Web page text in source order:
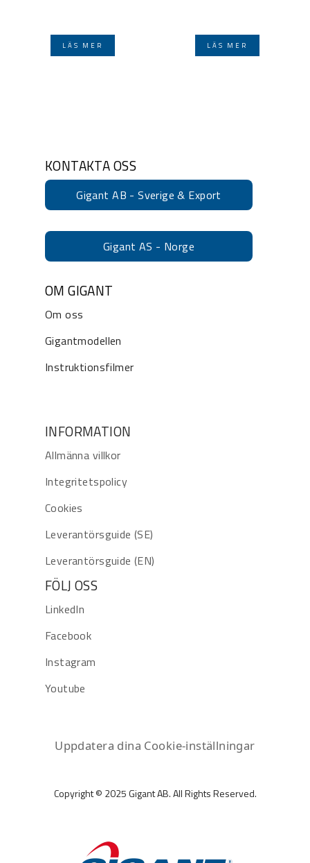
LÄS MER LÄS MER
KONTAKTA OSS
Gigant AB - Sverige & Export
Gigant AS - Norge
OM GIGANT
Om oss
Gigantmodellen
Instruktionsfilmer
INFORMATION
Allmänna villkor
Integritetspolicy
Cookies
Leverantörsguide (SE)
Leverantörsguide (EN)
FÖLJ OSS
LinkedIn
Facebook
Instagram
Youtube
Uppdatera dina Cookie-inställningar
Copyright © 2025 Gigant AB. All Rights Reserved.